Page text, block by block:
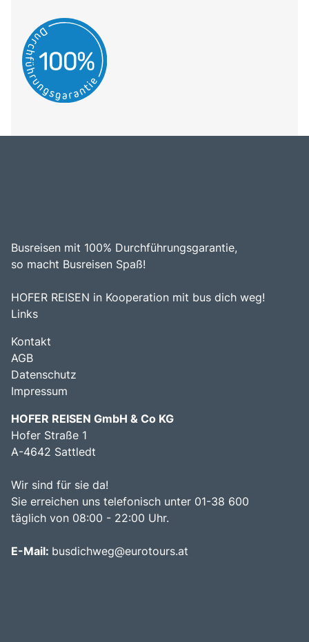
Busreisen mit 100% Durchführungsgarantie,
so macht Busreisen Spaß!
HOFER REISEN in Kooperation mit bus dich weg!
Links
Kontakt
AGB
Datenschutz
Impressum
HOFER REISEN GmbH & Co KG
Hofer Straße 1
A-4642 Sattledt
Wir sind für sie da!
Sie erreichen uns telefonisch unter 01-38 600
täglich von 08:00 - 22:00 Uhr.
E-Mail: busdichweg@eurotours.at